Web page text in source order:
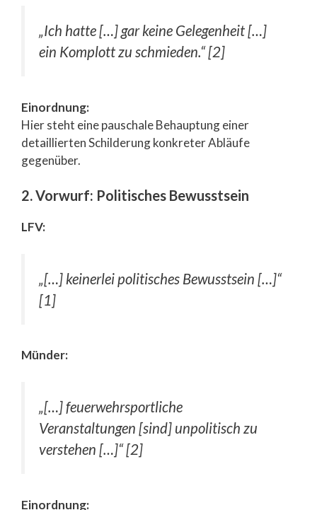
„Ich hatte […] gar keine Gelegenheit […]
ein Komplott zu schmieden.“ [2]
Einordnung:
Hier steht eine pauschale Behauptung einer
detaillierten Schilderung konkreter Abläufe
gegenüber.
2. Vorwurf: Politisches Bewusstsein
LFV:
„[…] keinerlei politisches Bewusstsein […]“
[1]
Münder:
„[…] feuerwehrsportliche
Veranstaltungen [sind] unpolitisch zu
verstehen […]“ [2]
Einordnung: